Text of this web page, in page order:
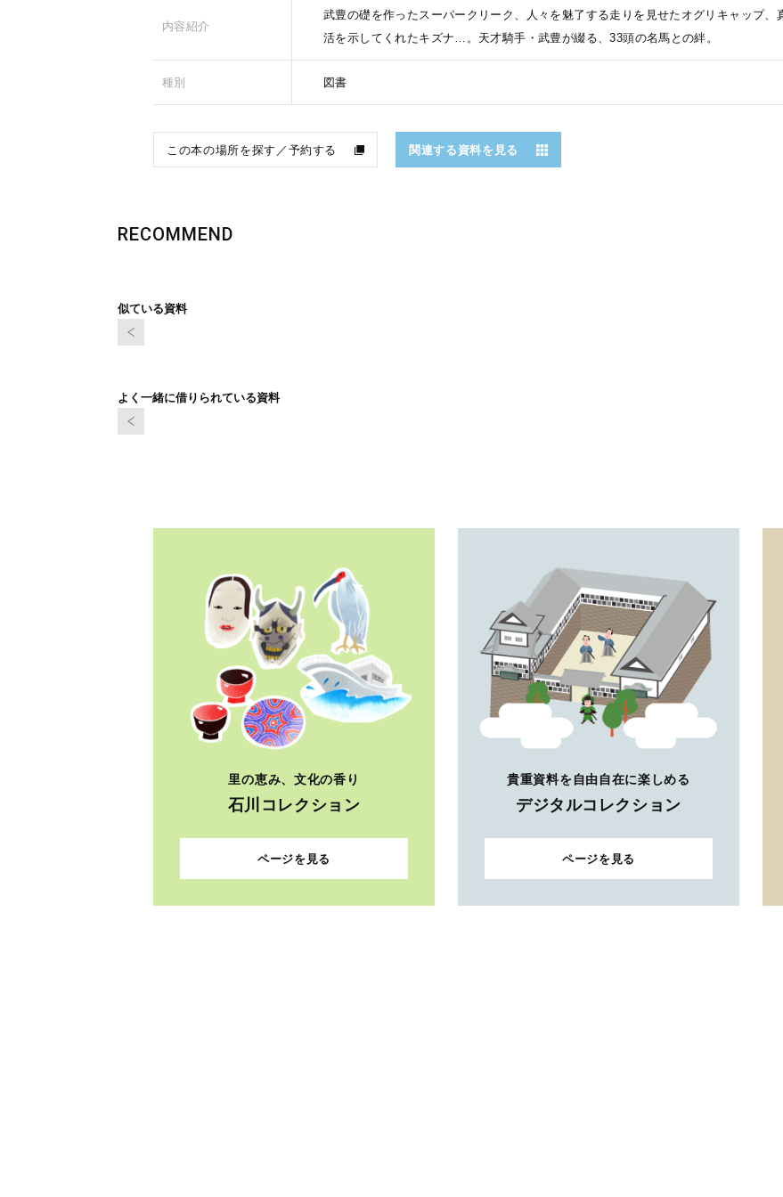
内容紹介
武豊の礎を作ったスーパークリーク、人々を魅了する走りを見せたオグリキャップ
活を示してくれたキズナ…。天才騎手・武豊が綴る、33頭の名馬との絆。
種別 図書
この本の場所を探す／予約する 関連する資料を見る
RECOMMEND
似ている資料
よく一緒に借りられている資料
里の恵み、文化の香り
石川コレクション
ページを見る
貴重資料を自由自在に楽しめる
デジタルコレクション
ページを見る